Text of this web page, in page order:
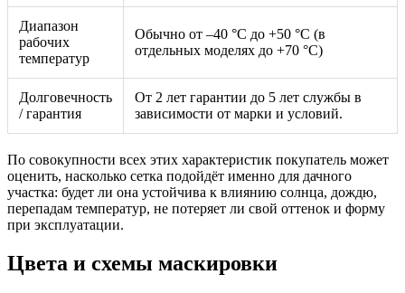
Диапазон
рабочих
температур
Обычно от –40 °С до +50 °С (в
отдельных моделях до +70 °С)
Долговечность
/ гарантия
От 2 лет гарантии до 5 лет службы в
зависимости от марки и условий.
По совокупности всех этих характеристик покупатель может
оценить, насколько сетка подойдёт именно для дачного
участка: будет ли она устойчива к влиянию солнца, дождю,
перепадам температур, не потеряет ли свой оттенок и форму
при эксплуатации.
Цвета и схемы маскировки